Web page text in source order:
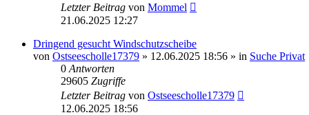
Letzter Beitrag von Mommel
21.06.2025 12:27
Dringend gesucht Windschutzscheibe
von Ostseescholle17379 » 12.06.2025 18:56 » in Suche Privat
0 Antworten
29605 Zugriffe
Letzter Beitrag von Ostseescholle17379
12.06.2025 18:56